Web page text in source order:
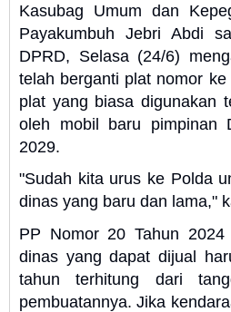
Kasubag Umum dan
Payakumbuh Jebri Abdi
DPRD, Selasa (24/6)
telah berganti plat nomor
plat yang biasa digunakan
oleh mobil baru pimpinan
2029.
"Sudah kita urus ke Polda
dinas yang baru dan lama,"
PP Nomor 20 Tahun 2024
dinas yang dapat dijual
tahun terhitung dari
pembuatannya. Jika